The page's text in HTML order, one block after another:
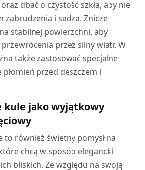
dbać o czystość szkła, aby nie
zabrudzenia i sadza. Znicze
stabilnej powierzchni, aby
przez silny wiatr. W
także zastosować specjalne
płomień przed deszczem i
kule jako wyjątkowy
to również świetny pomysł na
chcą w sposób elegancki
bliskich. Ze względu na swoją